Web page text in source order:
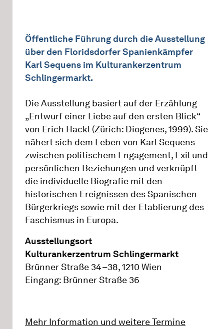
Öffentliche Führung durch die Ausstellung
über den Floridsdorfer Spanienkämpfer
Karl Sequens im Kulturankerzentrum
Schlingermarkt.
Die Ausstellung basiert auf der Erzählung
„Entwurf einer Liebe auf den ersten Blick“
von Erich Hackl (Zürich: Diogenes, 1999). Sie
nähert sich dem Leben von Karl Sequens
zwischen politischem Engagement, Exil und
persönlichen Beziehungen und verknüpft
die individuelle Biografie mit den
historischen Ereignissen des Spanischen
Bürgerkriegs sowie mit der Etablierung des
Faschismus in Europa.
Ausstellungsort
Kulturankerzentrum Schlingermarkt
Brünner Straße 34–38, 1210 Wien
Eingang: Brünner Straße 36
Mehr Information und weitere Termine